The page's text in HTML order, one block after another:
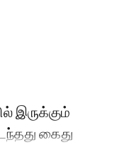
இருக்கும்
கைது